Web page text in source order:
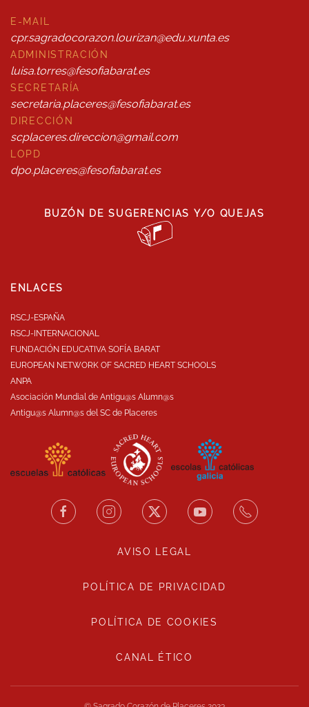
E-MAIL
cpr.sagradocorazon.lourizan@edu.xunta.es
ADMINISTRACIÓN
luisa.torres@fesofiabarat.es
SECRETARÍA
secretaria.placeres@fesofiabarat.es
DIRECCIÓN
scplaceres.direccion@gmail.com
LOPD
dpo.placeres@fesofiabarat.es
BUZÓN DE SUGERENCIAS Y/O QUEJAS
ENLACES
RSCJ-ESPAÑA
RSCJ-INTERNACIONAL
FUNDACIÓN EDUCATIVA SOFÍA BARAT
EUROPEAN NETWORK OF SACRED HEART SCHOOLS
ANPA
Asociación Mundial de Antigu@s Alumn@s
Antigu@s Alumn@s del SC de Placeres
AVISO LEGAL
POLÍTICA DE PRIVACIDAD
POLÍTICA DE COOKIES
CANAL ÉTICO